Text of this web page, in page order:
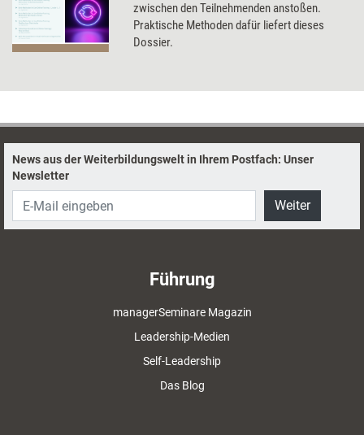
zwischen den Teilnehmenden anstoßen.
Praktische Methoden dafür liefert dieses
Dossier.
News aus der Weiterbildungswelt in Ihrem Postfach: Unser
Newsletter
Weiter
Führung
managerSeminare Magazin
Leadership-Medien
Self-Leadership
Das Blog